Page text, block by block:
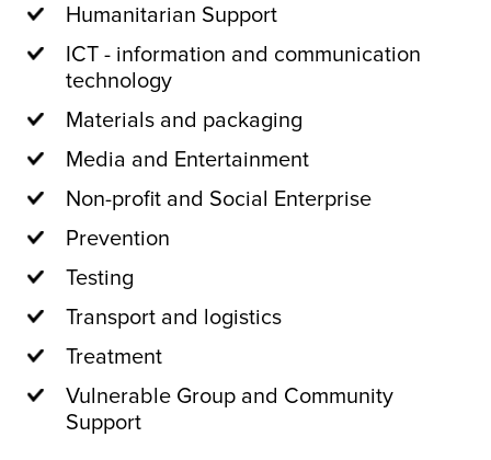
Humanitarian Support
ICT - information and communication
technology
Materials and packaging
Media and Entertainment
Non-profit and Social Enterprise
Prevention
Testing
Transport and logistics
Treatment
Vulnerable Group and Community
Support